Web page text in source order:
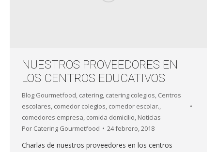
NUESTROS PROVEEDORES EN
LOS CENTROS EDUCATIVOS
Blog Gourmetfood catering catering colegios Centros
escolares comedor colegios comedor escolar.
comedores empresa comida domicilio Noticias
Por Catering Gourmetfood 24 febrero, 2018
Charlas de nuestros proveedores en los centros